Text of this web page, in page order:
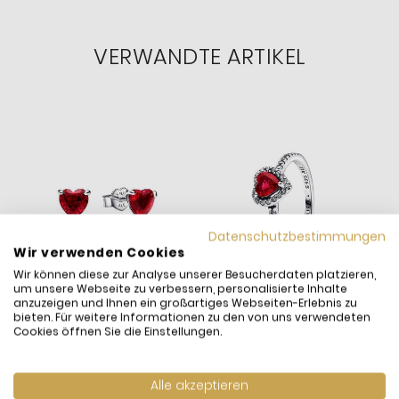
VERWANDTE ARTIKEL
Pandora 292549C01
Ohrstecker Ohrringe
Pandora 198421C02 Ring
Damen Ausgeprägtes
Datenschutzbestimmungen
Wir verwenden Cookies
Wir können diese zur Analyse unserer Besucherdaten platzieren,
um unsere Webseite zu verbessern, personalisierte Inhalte
anzuzeigen und Ihnen ein großartiges Webseiten-Erlebnis zu
bieten. Für weitere Informationen zu den von uns verwendeten
Cookies öffnen Sie die Einstellungen.
Alle akzeptieren